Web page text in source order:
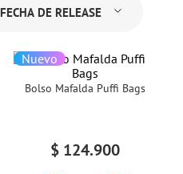
FECHA DE RELEASE
Nuevo
Bolso Mafalda Puffi Bags
$ 124.900